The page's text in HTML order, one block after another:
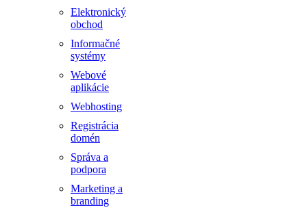
Elektronický
obchod
Informačné
systémy
Webové
aplikácie
Webhosting
Registrácia
domén
Správa a
podpora
Marketing a
branding